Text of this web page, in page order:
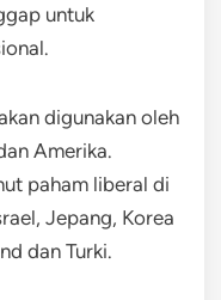
untuk
digunakan oleh
Amerika.
paham liberal di
Jepang, Korea
dan Turki.